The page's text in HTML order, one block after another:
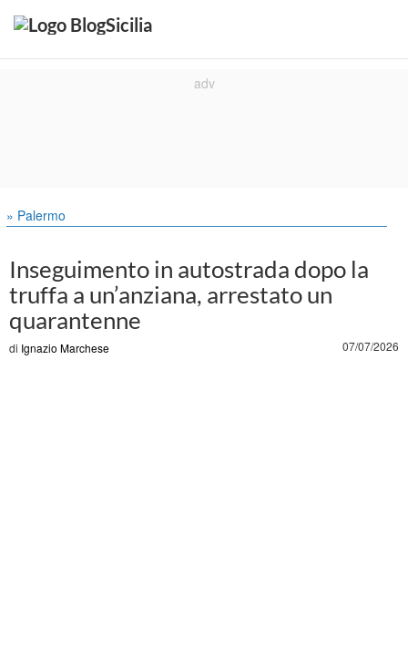
» Palermo
Inseguimento in autostrada dopo la
truffa a un’anziana, arrestato un
quarantenne
di Ignazio Marchese 07/07/2026